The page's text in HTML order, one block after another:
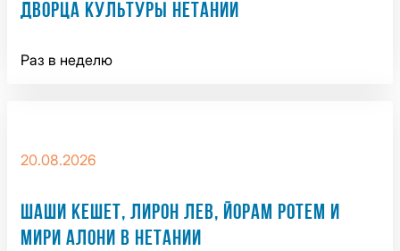
ДВОРЦА КУЛЬТУРЫ НЕТАНИИ
Раз в неделю
20.08.2026
ШАШИ КЕШЕТ, ЛИРОН ЛЕВ, ЙОРАМ РОТЕМ И
МИРИ АЛОНИ В НЕТАНИИ